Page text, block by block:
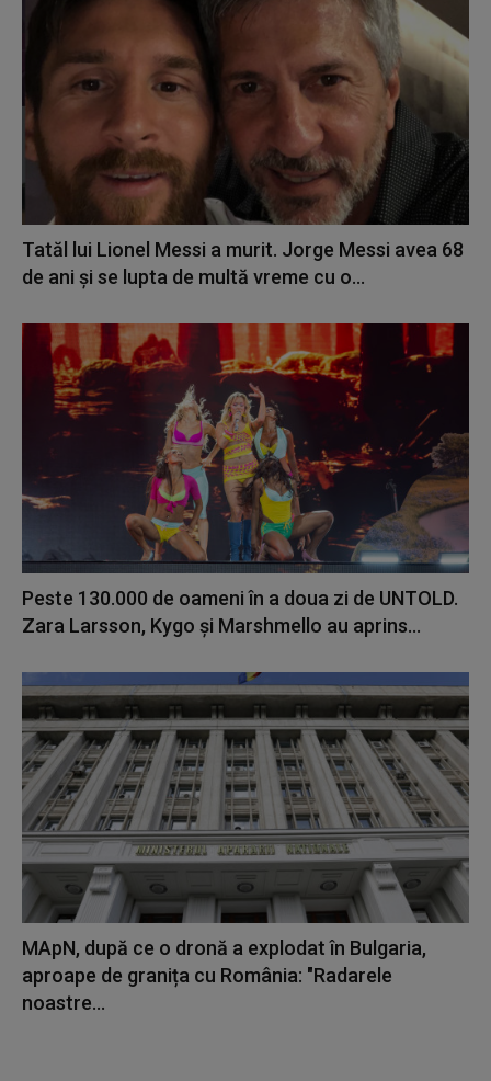
Tatăl lui Lionel Messi a murit. Jorge Messi avea 68
de ani și se lupta de multă vreme cu o...
Peste 130.000 de oameni în a doua zi de UNTOLD.
Zara Larsson, Kygo și Marshmello au aprins...
MApN, după ce o dronă a explodat în Bulgaria,
aproape de granița cu România: "Radarele
noastre...